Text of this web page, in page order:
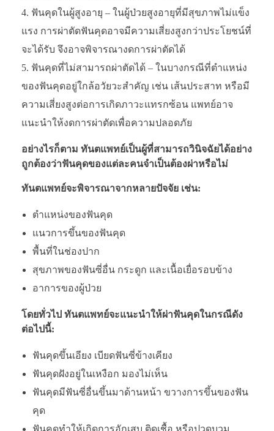
ฟันคุดในผู้สูงอายุ – ในผู้ป่วยสูงอายุที่มีสุขภาพไม่แข็ง
แรง การผ่าตัดฟันคุดอาจมีความเสี่ยงสูงกว่าประโยชน์ที่
จะได้รับ จึงอาจพิจารณางดการผ่าตัดได้
ฟันคุดที่ไม่สามารถผ่าตัดได้ – ในบางกรณีที่ตำแหน่ง
ของฟันคุดอยู่ใกล้อวัยวะสำคัญ เช่น เส้นประสาท หรือมี
ความเสี่ยงสูงต่อการเกิดภาวะแทรกซ้อน แพทย์อาจ
แนะนำให้งดการผ่าตัดเพื่อความปลอดภัย
อย่างไรก็ตาม ทันตแพทย์เป็นผู้ที่สามารถวินิจฉัยได้อย่าง
ถูกต้องว่าฟันคุดของแต่ละคนจำเป็นต้องผ่าหรือไม่
ทันตแพทย์จะพิจารณาจากหลายปัจจัย เช่น:
ตำแหน่งของฟันคุด
แนวการขึ้นของฟันคุด
พื้นที่ในช่องปาก
สุขภาพของฟันซี่อื่น กระดูก และเนื้อเยื่อรอบข้าง
อาการของผู้ป่วย
โดยทั่วไป ทันตแพทย์จะแนะนำให้ผ่าฟันคุดในกรณีดัง
ต่อไปนี้:
ฟันคุดขึ้นเอียง เบียดฟันซี่ข้างเคียง
ฟันคุดฝังอยู่ในเหงือก มองไม่เห็น
ฟันคุดมีฟันซี่อื่นขึ้นมาด้านหน้า ขวางการขึ้นของฟัน
คุด
ฟันคุดทำให้เกิดการอักเสบ ติดเชื้อ หรือปวดบวม